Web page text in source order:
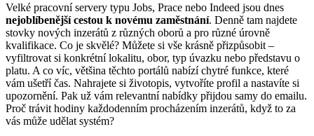
Velké pracovní servery typu Jobs, Prace nebo Indeed jsou dnes
nejoblíbenější cestou k novému zaměstnání. Denně tam najdete
stovky nových inzerátů z různých oborů a pro různé úrovně
kvalifikace. Co je skvělé? Můžete si vše krásně přizpůsobit –
vyfiltrovat si konkrétní lokalitu, obor, typ úvazku nebo představu o
platu. A co víc, většina těchto portálů nabízí chytré funkce, které
vám ušetří čas. Nahrajete si životopis, vytvoříte profil a nastavíte si
upozornění. Pak už vám relevantní nabídky přijdou samy do emailu.
Proč trávit hodiny každodenním procházením inzerátů, když to za
vás může udělat systém?